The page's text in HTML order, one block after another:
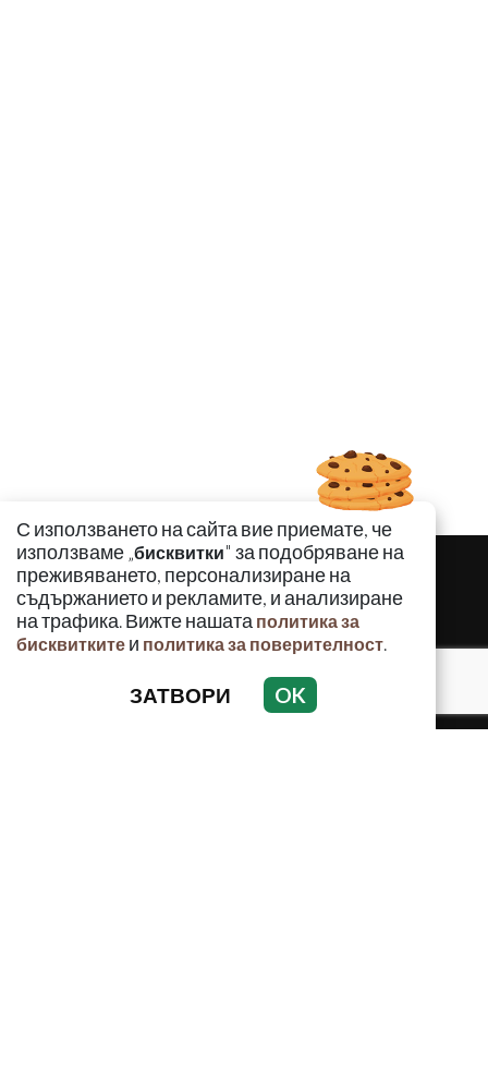
С използването на сайта вие приемате, че
използваме „бисквитки" за подобряване на
преживяването, персонализиране на
съдържанието и рекламите, и анализиране
на трафика. Вижте нашата политика за
бисквитките и политика за поверителност.
ЗАТВОРИ OK